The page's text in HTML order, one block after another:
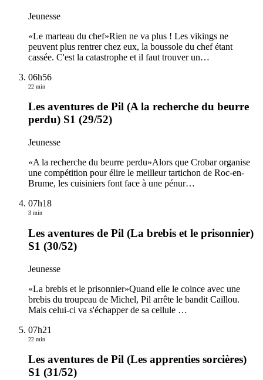
Jeunesse
«Le marteau du chef»Rien ne va plus ! Les vikings ne
peuvent plus rentrer chez eux, la boussole du chef étant
cassée. C'est la catastrophe et il faut trouver un…
06h56
22 min
Les aventures de Pil (A la recherche du beurre
perdu) S1 (29/52)
Jeunesse
«A la recherche du beurre perdu»Alors que Crobar organise
une compétition pour élire le meilleur tartichon de Roc-en-
Brume, les cuisiniers font face à une pénur…
07h18
3 min
Les aventures de Pil (La brebis et le prisonnier)
S1 (30/52)
Jeunesse
«La brebis et le prisonnier»Quand elle le coince avec une
brebis du troupeau de Michel, Pil arrête le bandit Caillou.
Mais celui-ci va s'échapper de sa cellule …
07h21
22 min
Les aventures de Pil (Les apprenties sorcières)
S1 (31/52)